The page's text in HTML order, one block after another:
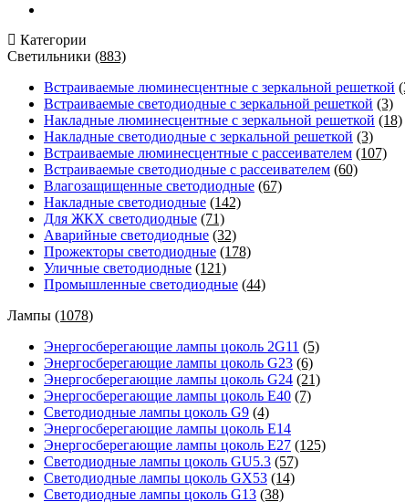
Категории
Светильники (883)
Встраиваемые люминесцентные с зеркальной решеткой
Встраиваемые светодиодные с зеркальной решеткой (3)
Накладные люминесцентные с зеркальной решеткой (18)
Накладные светодиодные с зеркальной решеткой (3)
Встраиваемые люминесцентные с рассеивателем (107)
Встраиваемые светодиодные с рассеивателем (60)
Влагозащищенные светодиодные (67)
Накладные светодиодные (142)
Для ЖКХ светодиодные (71)
Аварийные светодиодные (32)
Прожекторы светодиодные (178)
Уличные светодиодные (121)
Промышленные светодиодные (44)
Лампы (1078)
Энергосберегающие лампы цоколь 2G11 (5)
Энергосберегающие лампы цоколь G23 (6)
Энергосберегающие лампы цоколь G24 (21)
Энергосберегающие лампы цоколь Е40 (7)
Светодиодные лампы цоколь G9 (4)
Энергосберегающие лампы цоколь Е14
Энергосберегающие лампы цоколь Е27 (125)
Светодиодные лампы цоколь GU5.3 (57)
Светодиодные лампы цоколь GX53 (14)
Светодиодные лампы цоколь G13 (38)